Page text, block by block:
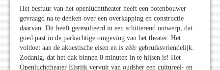
Het bestuur van het openluchttheater heeft een botenbouwer
gevraagd na te denken over een overkapping en constructie
daarvan. Dit heeft geresulteerd in een schitterend ontwerp, dat
goed past in de parkachtige omgeving van het theater. Het
voldoet aan de akoestische eisen en is zéér gebruiksvriendelijk.
Zodanig, dat het dak binnen 8 minuten in te hijsen is! Het
Openluchttheater Elsrijk vervult van oudsher een cultureel- en